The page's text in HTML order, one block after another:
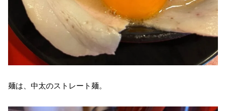
麺は、中太のストレート麺。